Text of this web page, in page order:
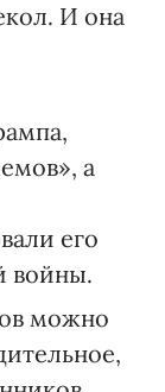
И она
а
его
войны.
можно